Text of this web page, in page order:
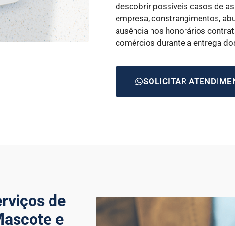
descobrir possíveis casos de
empresa, constrangimentos,
ausência nos honorários
comércios durante a entrega
SOLICITAR
de
e